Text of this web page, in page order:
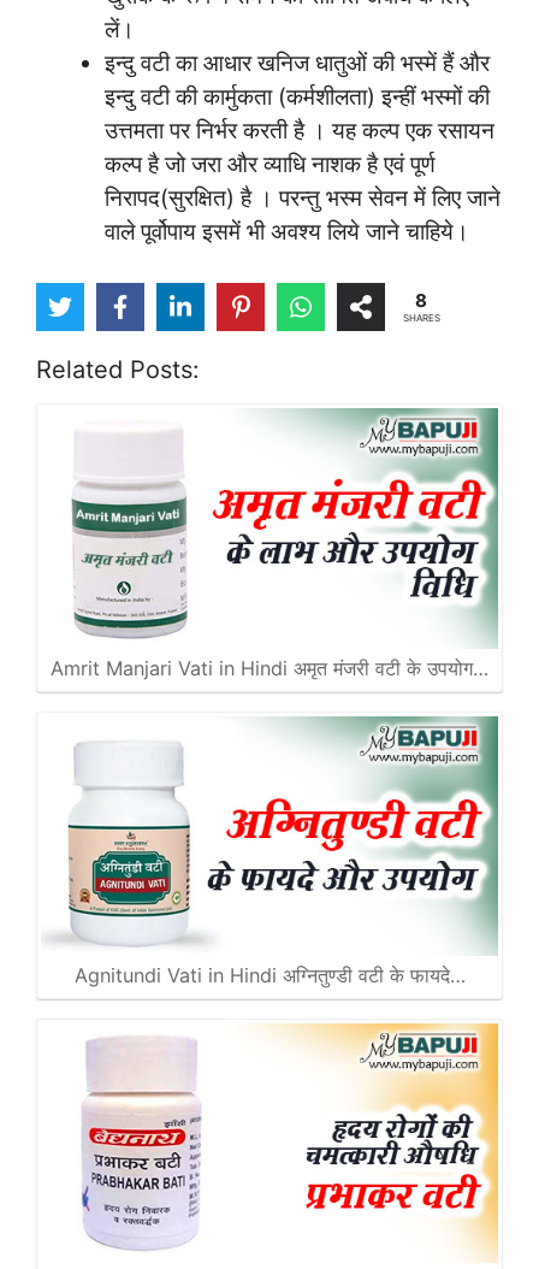
लें।
इन्दु वटी का आधार खनिज धातुओं की भस्में हैं और
इन्दु वटी की कार्मुकता (कर्मशीलता) इन्हीं भस्मों की
उत्तमता पर निर्भर करती है । यह कल्प एक रसायन
कल्प है जो जरा और व्याधि नाशक है एवं पूर्ण
निरापद(सुरक्षित) है । परन्तु भस्म सेवन में लिए जाने
वाले पूर्वोपाय इसमें भी अवश्य लिये जाने चाहिये।
8
SHARES
Related Posts:
Amrit Manjari Vati in Hindi अमृत मंजरी वटी के उपयोग…
Agnitundi Vati in Hindi अग्नितुण्डी वटी के फायदे…